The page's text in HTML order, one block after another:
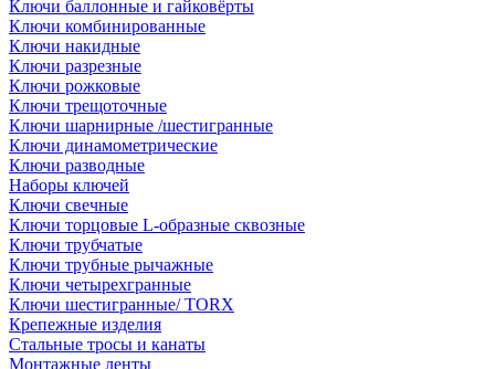
Ключи баллонные и гайковёрты
Ключи комбинированные
Ключи накидные
Ключи разрезные
Ключи рожковые
Ключи трещоточные
Ключи шарнирные /шестигранные
Ключи динамометрические
Ключи разводные
Наборы ключей
Ключи свечные
Ключи торцовые L-образные сквозные
Ключи трубчатые
Ключи трубные рычажные
Ключи четырехгранные
Ключи шестигранные/ TORX
Крепежные изделия
Стальные тросы и канаты
Монтажные ленты